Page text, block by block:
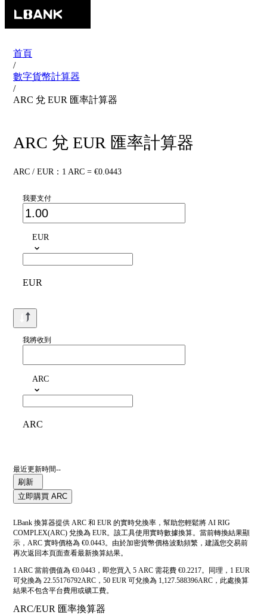
首頁
/
數字貨幣計算器
/
ARC 兌 EUR 匯率計算器
ARC 兌 EUR 匯率計算器
ARC / EUR：1 ARC = €0.0443
我要支付
EUR
EUR
我將收到
ARC
ARC
最近更新時間--
刷新
立即購買 ARC
LBank 換算器提供 ARC 和 EUR 的實時兌換率，幫助您輕鬆將 AI RIG
COMPLEX(ARC) 兌換為 EUR。該工具使用實時數據換算。當前轉換結果顯
示，ARC 實時價格為 €0.0443。由於加密貨幣價格波動頻繁，建議您交易前
再次返回本頁面查看最新換算結果。
1 ARC 當前價值為 €0.0443，即您買入 5 ARC 需花費 €0.2217。同理，1 EUR
可兌換為 22.55176792ARC，50 EUR 可兌換為 1,127.588396ARC，此處換算
結果不包含平台費用或礦工費。
ARC/EUR 匯率換算器